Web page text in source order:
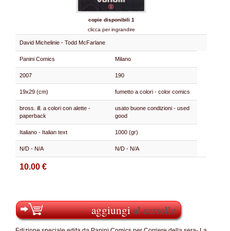
copie disponibili 1
clicca per ingrandire
David Michelinie - Todd McFarlane
Panini Comics Milano
2007 190
19x29 (cm) fumetto a colori - color comics
bross. ill. a colori con alette -
paperback
usato buone condizioni - used
good
Italiano - Italian text 1000 (gr)
N/D - N/A N/D - N/A
10.00 €
aggiungial carrello